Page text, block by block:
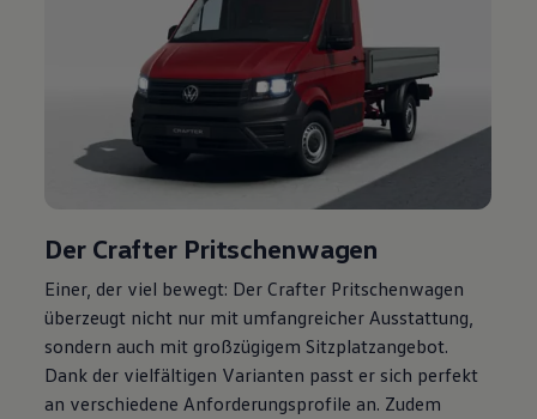
Der Crafter Pritschenwagen
Einer, der viel bewegt: Der Crafter Pritschenwagen
überzeugt nicht nur mit umfangreicher Ausstattung,
sondern auch mit großzügigem Sitzplatzangebot.
Dank der vielfältigen Varianten passt er sich perfekt
an verschiedene Anforderungsprofile an. Zudem